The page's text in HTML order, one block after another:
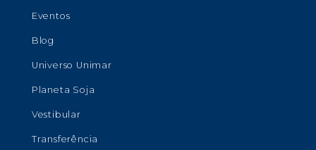
Eventos
Blog
Universo Unimar
Planeta Soja
Vestibular
Transferência